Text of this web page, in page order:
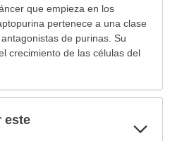
que empieza en los
pertenece a una clase
de purinas. Su
crecimiento de las células del
este